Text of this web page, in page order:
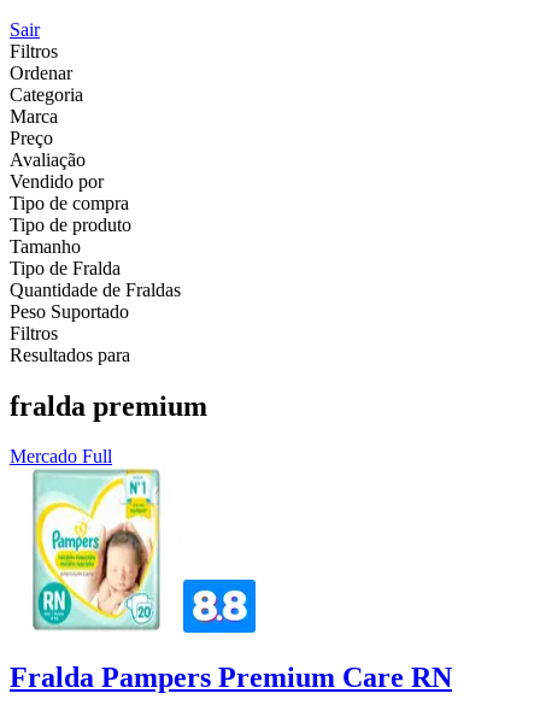
Sair
Filtros
Ordenar
Categoria
Marca
Preço
Avaliação
Vendido por
Tipo de compra
Tipo de produto
Tamanho
Tipo de Fralda
Quantidade de Fraldas
Peso Suportado
Filtros
Resultados para
fralda premium
Mercado Full
Fralda Pampers Premium Care RN